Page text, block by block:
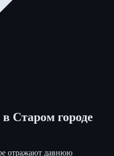
Старом городе
отражают давнюю